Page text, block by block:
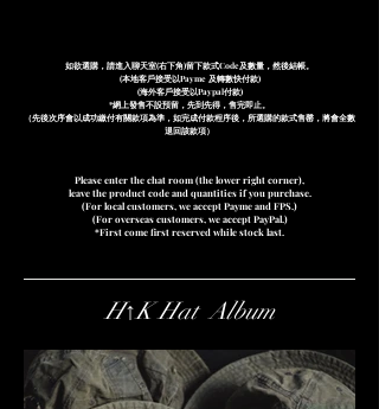
如欲選購，請進入聊天室(右下角)留下款式Code及數量，然後結帳。
(本地客戶接受以Payme 及轉數快付款)
(海外客戶接受以Paypal付款)
*網上發售不設預留，先到先得，售完即止。
（先後次序會以成功繳付有關款項為準，如完成付款程序後，所選購的款式售罄，將會全數
退回該款項）
Please enter the chat room (the lower right corner),
leave the product code and quantities if you purchase.
(For local customers, we accept Payme and FPS.)
(For overseas customers, we accept PayPal.)
*First come first reserved while stock last.
H↑K Hat Album